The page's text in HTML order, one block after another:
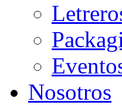
Nosotros